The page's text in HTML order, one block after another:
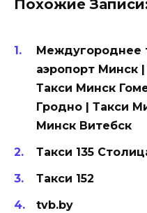
Похожие
Междугороднее
аэропорт Минск
Такси Минск
Гродно | Такси
Минск Витебск
Такси 135
Такси 152
tvb.by